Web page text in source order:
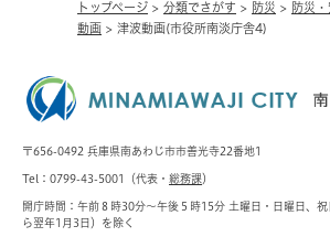
トップページ > 分類でさがす > 防災 > 防災
動画 > 津波動画(市役所南淡庁舎4)
〒656-0492 兵庫県南あわじ市市善光寺22番地1
Tel：0799-43-5001（代表・ 総務課）
開庁時間：午前８時30分～午後５時15分 土曜日・日曜日、
ら翌年1月3日）を除く